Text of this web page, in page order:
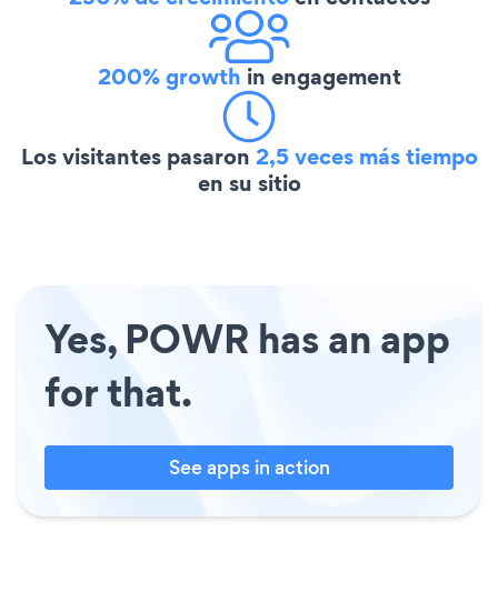
200% growth in engagement
Los visitantes pasaron 2,5 veces más tiempo
en su sitio
Yes, POWR has an app
for that.
See apps in action